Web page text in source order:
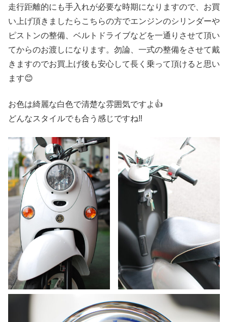
走行距離的にも手入れが必要な時期になりますので、お買
い上げ頂きましたらこちらの方でエンジンのシリンダーや
ピストンの整備、ベルトドライブなどを一通りさせて頂い
てからのお渡しになります。勿論、一式の整備をさせて戴
きますのでお買上げ後も安心して長く乗って頂けると思い
ます😊
お色は綺麗な白色で清楚な雰囲気ですよ👍
どんなスタイルでも合う感じですね‼️